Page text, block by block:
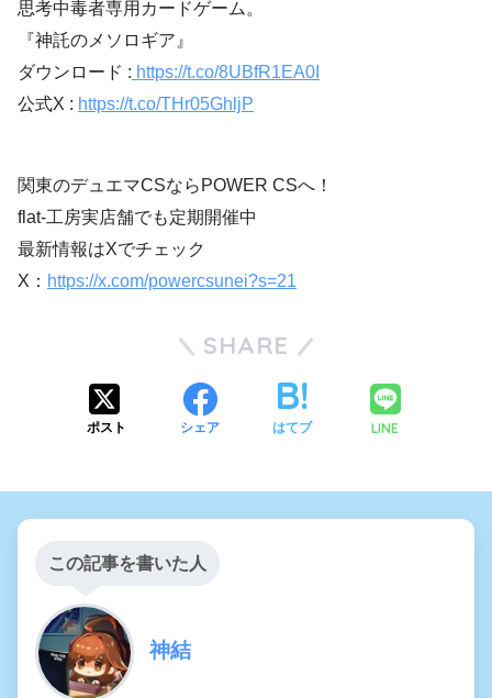
思考中毒者専用カードゲーム。
『神託のメソロギア』
ダウンロード : https://t.co/8UBfR1EA0I
公式X : https://t.co/THr05GhljP
関東のデュエマCSならPOWER CSへ！
flat-工房実店舗でも定期開催中
最新情報はXでチェック
X： https://x.com/powercsunei?s=21
SHARE
ポスト シェア はてブ LINE
この記事を書いた人
神結